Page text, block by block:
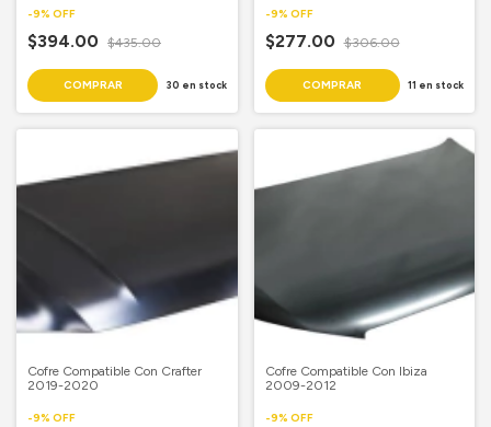
-9% OFF
$394.00 $435.00
30 en stock
-9% OFF
$277.00 $306.00
11 en stock
Cofre Compatible Con Crafter
2019-2020
-9% OFF
Cofre Compatible Con Ibiza
2009-2012
-9% OFF